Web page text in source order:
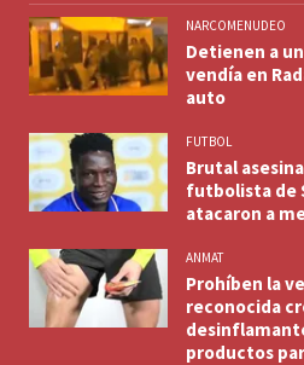
NARCOMENUDEO
Detienen a
vendía en
auto
FUTBOL
Brutal
futbolista de
atacaron a
ANMAT
Prohíben la
reconocida
productos